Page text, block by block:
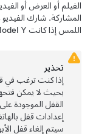
الفيلم أو العرض أو
اللمس إذا كانتModel Y
تحذير
إذا كنت ترغب في قفل
بحيث لا يمكن فتحها
القفل الموجودة على
إعدادات قفل بالهاتف
سيتم إلغاء قفل